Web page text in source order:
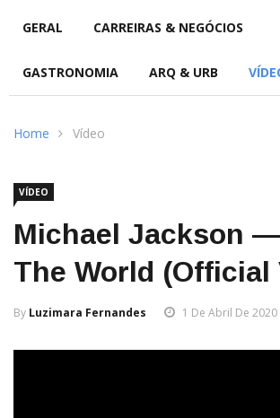
GERAL CARREIRAS & NEGÓCIOS
GASTRONOMIA ARQ & URB
Home Vídeo
VÍDEO
Michael Jackson
The World (Official
By Luzimara Fernandes 1 De Abril De 2020